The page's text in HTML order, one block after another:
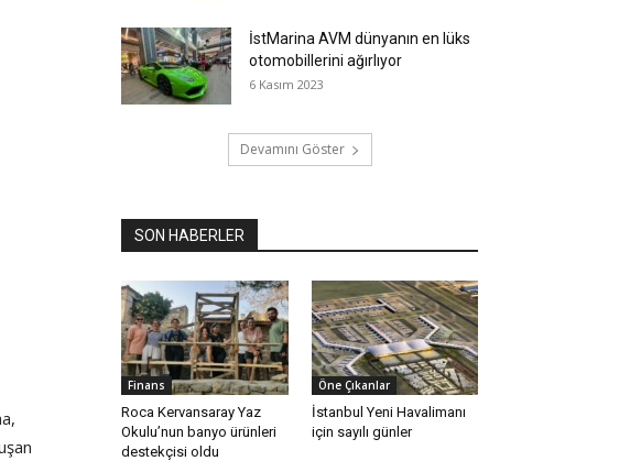
İstMarina AVM dünyanın en lüks
otomobillerini ağırlıyor
6 Kasım 2023
Devamını Göster
SON HABERLER
Finans
Roca Kervansaray Yaz
Okulu’nun banyo ürünleri
destekçisi oldu
Öne Çıkanlar
İstanbul Yeni Havalimanı
için sayılı günler